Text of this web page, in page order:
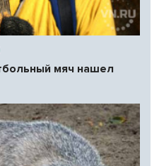
мяч нашел